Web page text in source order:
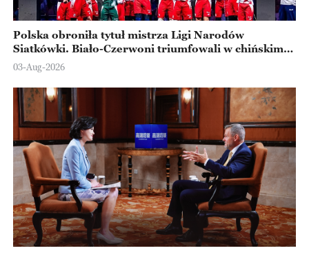
Polska obroniła tytuł mistrza Ligi Narodów
Siatkówki. Biało-Czerwoni triumfowali w chińskim
Ningbo
03-Aug-2026